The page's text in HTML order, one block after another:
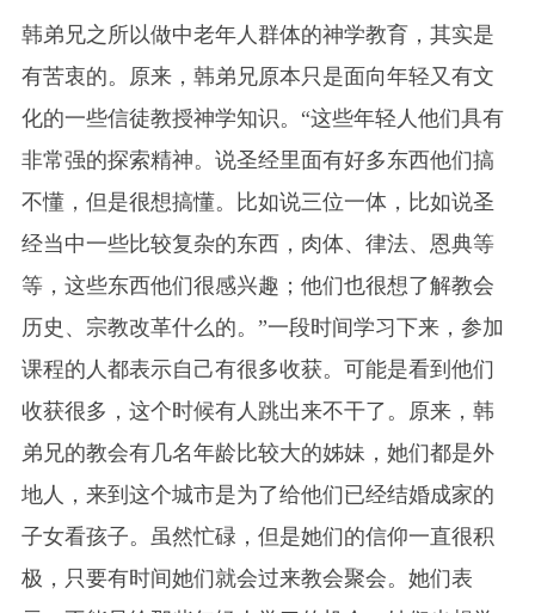
韩弟兄之所以做中老年人群体的神学教育，其实是
有苦衷的。原来，韩弟兄原本只是面向年轻又有文
化的一些信徒教授神学知识。“这些年轻人他们具有
非常强的探索精神。说圣经里面有好多东西他们搞
不懂，但是很想搞懂。比如说三位一体，比如说圣
经当中一些比较复杂的东西，肉体、律法、恩典等
等，这些东西他们很感兴趣；他们也很想了解教会
历史、宗教改革什么的。”一段时间学习下来，参加
课程的人都表示自己有很多收获。可能是看到他们
收获很多，这个时候有人跳出来不干了。原来，韩
弟兄的教会有几名年龄比较大的姊妹，她们都是外
地人，来到这个城市是为了给他们已经结婚成家的
子女看孩子。虽然忙碌，但是她们的信仰一直很积
极，只要有时间她们就会过来教会聚会。她们表